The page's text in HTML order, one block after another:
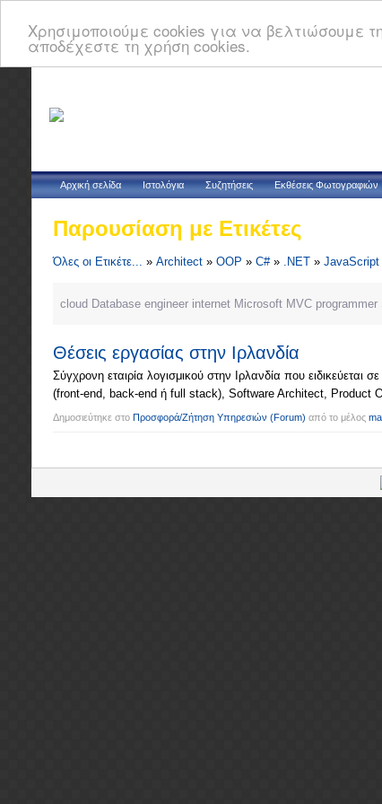
Χρησιμοποιούμε cookies για να βελτιώσουμε
αποδέχεστε τη χρήση cookies.
Αρχική σελίδα Ιστολόγια Συζητήσεις Εκθέσεις Φωτογραφιών
Παρουσίαση με Ετικέτες
Όλες οι Ετικέτε... » Architect » OOP » C#» .NET » JavaScript
cloud Database engineer internet Microsoft MVC programmer
Θέσεις εργασίας στην Ιρλανδία
Σύγχρονη εταιρία λογισμικού στην Ιρλανδία που
(front-end, back-end ή full stack), Software Architect, Product
Δημοσιεύτηκε στο Προσφορά/Ζήτηση Υπηρεσιών (Forum) από το μέλος